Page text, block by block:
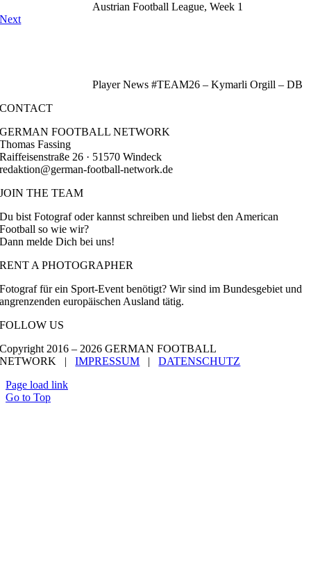
Austrian Football League, Week 1
Next
Player News #TEAM26 – Kymarli Orgill – DB
CONTACT
GERMAN FOOTBALL NETWORK
Thomas Fassing
Raiffeisenstraße 26 · 51570 Windeck
redaktion@german-football-network.de
JOIN THE TEAM
Du bist Fotograf oder kannst schreiben und liebst den American
Football so wie wir?
Dann melde Dich bei uns!
RENT A PHOTOGRAPHER
Fotograf für ein Sport-Event benötigt? Wir sind im Bundesgebiet und
angrenzenden europäischen Ausland tätig.
FOLLOW US
Copyright 2016 – 2026 GERMAN FOOTBALL
NETWORK |IMPRESSUM |DATENSCHUTZ
Page load link
Go to Top